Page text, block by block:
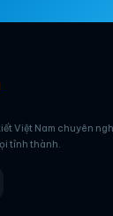
Việt Nam chuyên
tỉnh thành.